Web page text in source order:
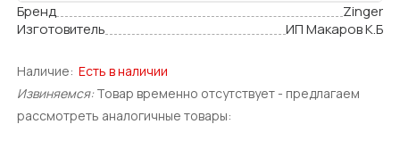
Бренд
Zinger
Изготовитель
ИП Макаров К.Б
Наличие: Есть в наличии
Извиняемся: Товар временно отсутствует - предлагаем
рассмотреть аналогичные товары: